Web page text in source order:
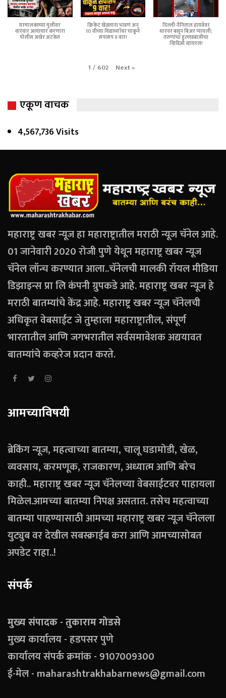
घरमालकाच्या मुलीवर
वारंवार अत्याचार करणारा
पोलीस अखेर अटकेत
क्रिकेट खेळताना भांडणं अन्
10 वीच्या विद्यार्थ्यावर चाकूने
सपासप 9 वार!
दिल्ली-नैनिताल हायवेवर
थारवर बसून बिअर प्यायली;
तरुणांचा हुल्लडबाजीचा
व्हिडिओ व्हायरल!
1 / 602 Next»
एकूण वाचक
4,567,736 Visits
महाराष्ट्र खबर न्यूज हा महाराष्ट्रातील मराठी न्यूज चॅनेल आहे.
01 जानेवारी 2020 रोजी पुणे येथून महाराष्ट्र खबर न्यूज
चॅनेल लॉन्च करण्यात आला..चॅनेलची मालकी रॉयल मीडिया
डिझाइन्स प्रा लि कंपनी ग्रुपकडे आहे. महाराष्ट्र खबर न्यूज हे
मराठी बातम्यांचे केंद्र आहे. महाराष्ट्र खबर न्यूज चॅनेलची
अधिकृत वेबसाईट जे तुम्हाला महाराष्ट्रातील, संपूर्ण
भारतातील आणि जगभरातील सर्वसमावेशक अद्ययावत
बातम्यांचे कव्हरेज प्रदान करते.
आमच्याविषयी
ब्रेकिंग न्यूज, महत्वाच्या बातम्या, चालू घडामोडी, खेळ,
व्यवसाय, करमणूक, राजकारण, अध्यात्म आणि बरेच
काही.. महाराष्ट्र खबर न्यूज चॅनेलच्या वेबसाईटवर पाहायला
मिळेल.आमच्या बातम्या निपक्ष असतात. तसेच महत्वाच्या
बातम्या पाहण्यासाठी आमच्या महाराष्ट्र खबर न्यूज चॅनेलला
युट्युब वर देखील सबस्क्राईब करा आणि आमच्यासोबत
अपडेट राहा..!
संपर्क
मुख्य संपादक - तुकाराम गोडसे
मुख्य कार्यालय - हडपसर पुणे
कार्यालय संपर्क क्रमांक - 9107009300
ई-मेल - maharashtrakhabarnews@gmail.com